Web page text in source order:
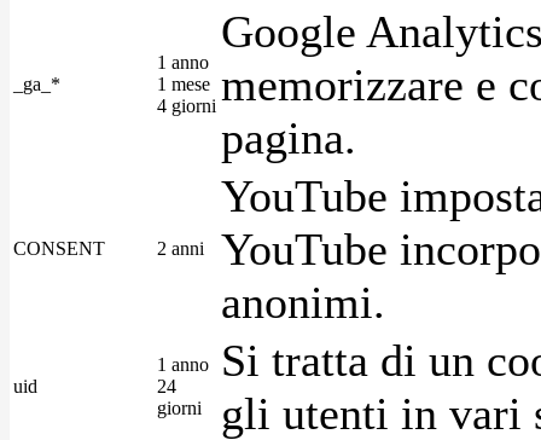
_ga_*
1 anno
1 mese
4 giorni
Google
memorizzare e
pagina.
CONSENT 2 anni
YouTube
YouTube
anonimi.
uid
1 anno
24
giorni
Si tratta di un
gli utenti in vari